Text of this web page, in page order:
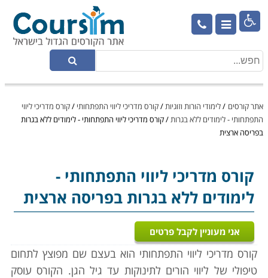

אתר קורסים /לימודי הורות וזוגיות/קורס מדריכי ליווי התפתחותי /קורס מדריכי ליווי
התפתחותי - לימודים ללא בגרות/קורס מדריכי ליווי התפתחותי - לימודים ללא בגרות
בפריסה ארצית
קורס מדריכי ליווי התפתחותי -
לימודים ללא בגרות בפריסה ארצית
אני מעוניין לקבל פרטים
קורס מדריכי ליווי התפתחותי הוא בעצם שם מפוצץ לתחום
טיפולי של ליווי הורים לתינוקות עד גיל הגן. הקורס עוסק